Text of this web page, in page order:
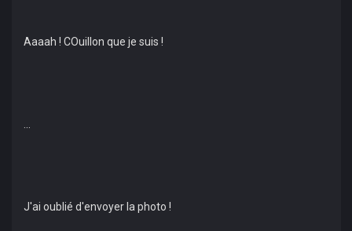
Aaaah ! COuillon que je suis !
J'ai oublié d'envoyer la photo !